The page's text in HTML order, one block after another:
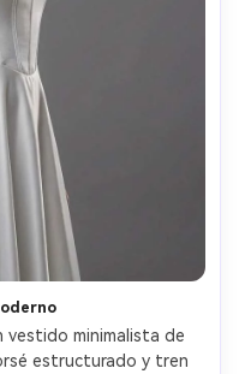
vestido minimalista de
estructurado y tren